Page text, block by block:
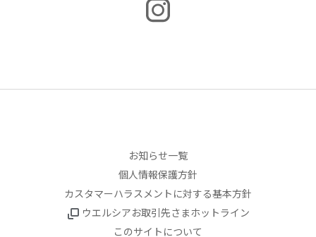
お知らせ一覧
個人情報保護方針
カスタマーハラスメントに対する基本方針
ウエルシアお取引先さまホットライン
このサイトについて